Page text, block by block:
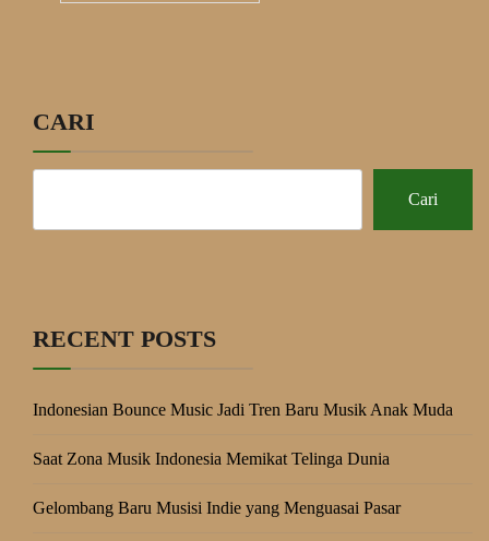
CARI
Cari
RECENT POSTS
Indonesian Bounce Music Jadi Tren Baru Musik Anak Muda
Saat Zona Musik Indonesia Memikat Telinga Dunia
Gelombang Baru Musisi Indie yang Menguasai Pasar